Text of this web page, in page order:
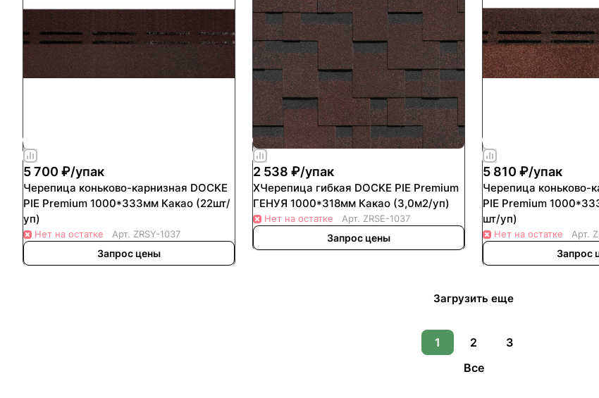
5 700 ₽/упак
Черепица коньково-карнизная DOCKE
PIE Premium 1000*333мм Какао (22шт/
уп)
Нет на остатке Арт. ZRSY-1037
Запрос цены
2 538 ₽/упак
ХЧерепица гибкая DOCKE PIE Premium
ГЕНУЯ 1000*318мм Какао (3,0м2/уп)
Нет на остатке Арт. ZRSE-1037
Запрос цены
5 810 ₽/упак
Черепица коньково-
PIE Premium
шт/уп)
Нет на остатке Арт.
Запрос
Загрузить еще
1 2
3
Все